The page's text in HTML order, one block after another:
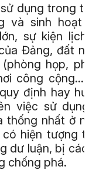
dụng trong
và sinh hoạt
sự kiện
Đảng, đất
họp,
công cộng...
định hay
việc sử
thống nhất ở
hiện tượng
dư luận, bị
chống phá.